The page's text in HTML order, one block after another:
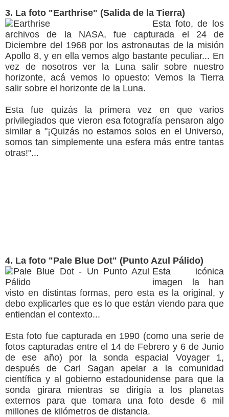
3. La foto "Earthrise" (Salida de la Tierra)
Esta foto, de los
archivos de la NASA, fue capturada el 24 de
Diciembre del 1968 por los astronautas de la misión
Apollo 8, y en ella vemos algo bastante peculiar... En
vez de nosotros ver la Luna salir sobre nuestro
horizonte, acá vemos lo opuesto: Vemos la Tierra
salir sobre el horizonte de la Luna.
Esta fue quizás la primera vez en que varios
privilegiados que vieron esa fotografía pensaron algo
similar a "¡Quizás no estamos solos en el Universo,
somos tan simplemente una esfera más entre tantas
otras!"...
4. La foto "Pale Blue Dot" (Punto Azul Pálido)
Esta icónica
imagen la han
visto en distintas formas, pero esta es la original, y
debo explicarles que es lo que están viendo para que
entiendan el contexto...
Esta foto fue capturada en 1990 (como una serie de
fotos capturadas entre el 14 de Febrero y 6 de Junio
de ese año) por la sonda espacial Voyager 1,
después de Carl Sagan apelar a la comunidad
científica y al gobierno estadounidense para que la
sonda girara mientras se dirigía a los planetas
externos para que tomara una foto desde 6 mil
millones de kilómetros de distancia.